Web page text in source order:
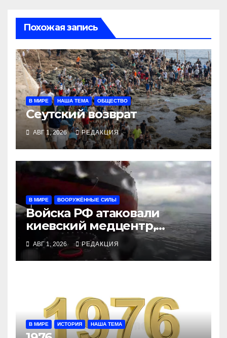
Похожая запись
В МИРЕ НАША ТЕМА ОБЩЕСТВО
Сеутский возврат
АВГ 1, 2026 РЕДАКЦИЯ
В МИРЕ ВООРУЖЁННЫЕ СИЛЫ
Войска РФ атаковали
киевский медцентр,
украинские БПЛА утопили
контейнеровоз «Росатома»
АВГ 1, 2026 РЕДАКЦИЯ
В МИРЕ ИСТОРИЯ НАША ТЕМА